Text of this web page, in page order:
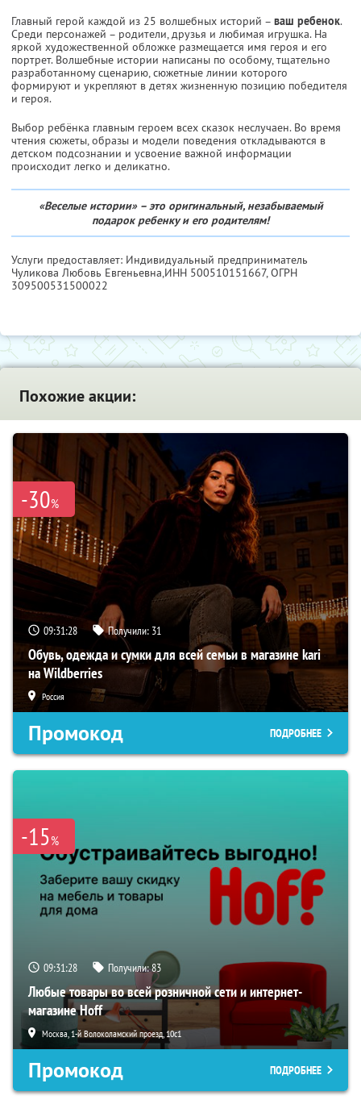
Главный герой каждой из 25 волшебных историй – ваш ребенок.
Среди персонажей – родители, друзья и любимая игрушка. На
яркой художественной обложке размещается имя героя и его
портрет. Волшебные истории написаны по особому, тщательно
разработанному сценарию, сюжетные линии которого
формируют и укрепляют в детях жизненную позицию победителя
и героя.
Выбор ребёнка главным героем всех сказок неслучаен. Во время
чтения сюжеты, образы и модели поведения откладываются в
детском подсознании и усвоение важной информации
происходит легко и деликатно.
«Веселые истории» – это оригинальный, незабываемый
подарок ребенку и его родителям!
Услуги предоставляет: Индивидуальный предприниматель
Чуликова Любовь Евгеньевна,ИНН 500510151667, ОГРН
309500531500022
Похожие акции:
-30%
09:31:27 Получили: 31
Обувь, одежда и сумки для всей семьи в магазине kari
на Wildberries
Россия
Промокод ПОДРОБНЕЕ
-15%
09:31:27 Получили:83
Любые товары во всей розничной сети и интернет-
магазине Hoff
Москва, 1-й Волоколамский проезд, 10с1
Промокод ПОДРОБНЕЕ